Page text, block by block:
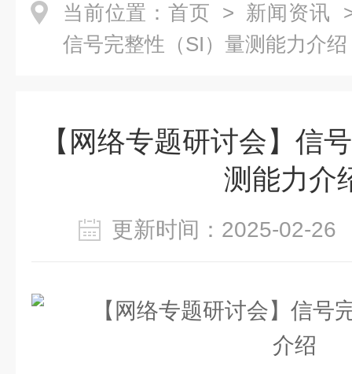
当前位置： 首页 > 新闻资讯
信号完整性（SI）量测能力介绍
【网络专题研讨会】信
测能力介
更新时间：2025-02-